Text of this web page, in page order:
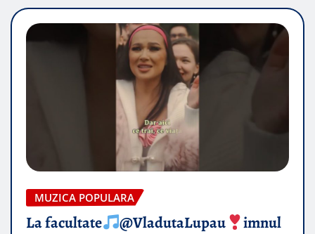
MUZICA POPULARA
La facultate @VladutaLupau
imnul